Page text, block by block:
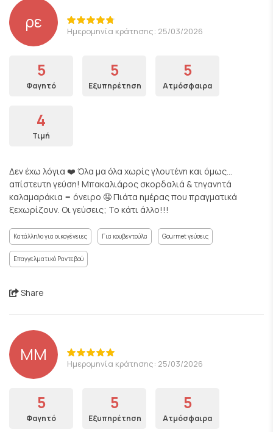
ρε Ημερομηνία κράτησης: 25/03/2026
5
Φαγητό
5
Εξυπηρέτηση
5
Ατμόσφαιρα
4
Τιμή
Δεν έχω λόγια ❤️ Όλα μα όλα χωρίς γλουτένη και όμως…
απίστευτη γεύση! Μπακαλιάρος σκορδαλιά & τηγανητά
καλαμαράκια = όνειρο 🤤 Πιάτα ημέρας που πραγματικά
ξεχωρίζουν. Οι γεύσεις; Το κάτι άλλο!!!
Κατάλληλο για οικογένειες Για κουβεντούλα Gourmet γεύσεις
Επαγγελματικό Ραντεβού
Share
ΜΜ Ημερομηνία κράτησης: 25/03/2026
5
Φαγητό
5
Εξυπηρέτηση
5
Ατμόσφαιρα